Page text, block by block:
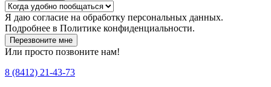
Я даю согласие на обработку персональных данных.
Подробнее в Политике конфиденциальности.
Перезвоните мне
Или просто позвоните нам!
8 (8412) 21-43-73